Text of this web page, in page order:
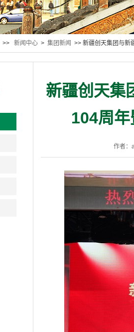
>> 新闻中心 > 集团新闻 >> 新疆创天集团与新
新疆创天集
104周
作者：